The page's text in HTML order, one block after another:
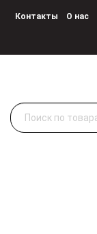
Контакты О нас
Искать: